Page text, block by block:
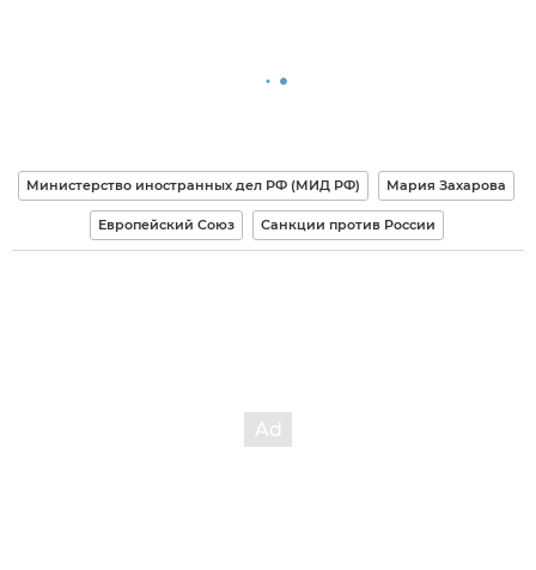
Министерство иностранных дел РФ (МИД РФ) Мария Захарова
Европейский Союз Санкции против России